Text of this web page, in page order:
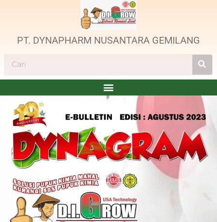
PT. DYNAPHARM NUSANTARA GEMILANG